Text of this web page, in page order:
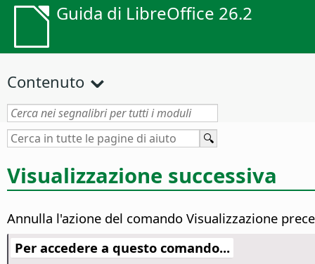
Guida di LibreOffice 26.2
Contenuto
Visualizzazione successiva
Annulla l'azione del comando Visualizzazione
Per accedere a questo comando...